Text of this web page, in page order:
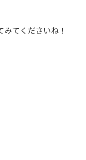
てくださいね！